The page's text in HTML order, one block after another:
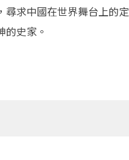
求中國在世界舞台上的
史家。